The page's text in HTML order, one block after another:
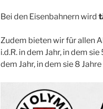
Bei den Eisenbahnern wird
Zudem bieten wir für allen
i.d.R. in dem Jahr, in dem
dem Jahr, in dem sie 8